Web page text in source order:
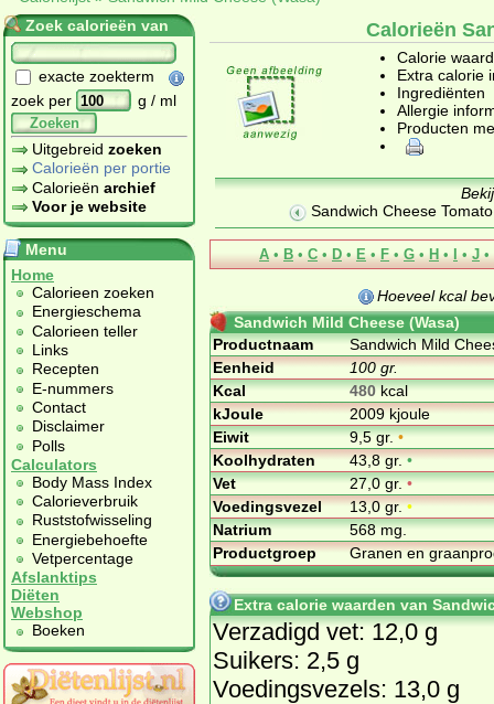
Zoek calorieën van
exacte zoekterm
zoek per
g / ml
Zoeken
Uitgebreid zoeken
Calorieën per portie
Calorieën archief
Voor je website
Menu
Home
Calorieen zoeken
Energieschema
Calorieen teller
Links
Recepten
E-nummers
Contact
Disclaimer
Polls
Calculators
Body Mass Index
Calorieverbruik
Ruststofwisseling
Energiebehoefte
Vetpercentage
Afslanktips
Diëten
Webshop
Boeken
Calorieën
Calorie
Extra calorie
Ingrediënten
Allergie
Producten
Sandwich Cheese
A • B • C • D • E • F • G • H • I • J •
Hoeveel kcal
Sandwich Mild Cheese (Wasa)
Productnaam
Sandwich Mild
Eenheid
100 gr.
Kcal
480kcal
kJoule
2009 kjoule
Eiwit
9,5 gr.•
Koolhydraten
43,8 gr.•
Vet
27,0 gr.•
Voedingsvezel
13,0 gr.•
Natrium
568 mg.
Productgroep
Granen en
Extra calorie waarden van
Verzadigd vet: 12,0 g
Suikers: 2,5 g
Voedingsvezels: 13,0 g